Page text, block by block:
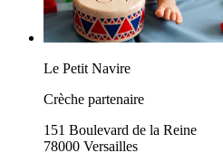
Le Petit Navire
Crèche partenaire
151 Boulevard de la Reine
78000 Versailles